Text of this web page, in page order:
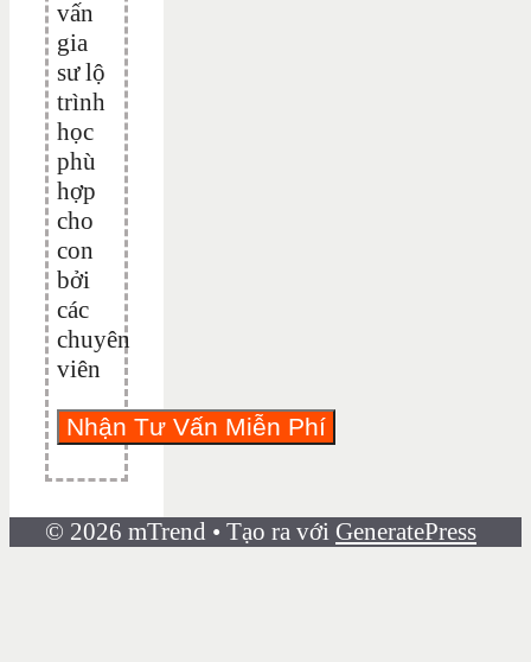
vấn
gia
sư lộ
trình
học
phù
hợp
cho
con
bởi
các
chuyên
viên
© 2026 mTrend • Tạo ra với GeneratePress